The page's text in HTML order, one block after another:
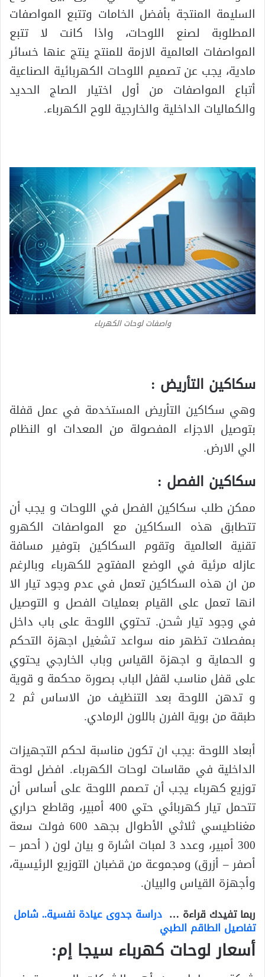
السليمة المنتجة بأفضل الخامات وتتبع المواصفات
المطلوبة لصنع اللوحات، واذا كانت لا تتبع
المواصفات العالمية الازمة للمنتج ينتج عنها خسائر
مادية، يجب عن تصميم اللوحات الكهربائية الصناعية
أتباع المواصفات من أول اختيار الصاج الحديد
والكماليات الداخلية والخارجية للوح الكهرباء.
واصفات لوحات الكهرباء
سكاكين التأريض :
وهي سكاكين التأريض المستخدمة في عمل قفلة
بتوصيل الاجزاء المفصولة من المعدات او النظام
الي الارض.
سكاكين الفصل :
ممكن طلب سكاكين الفصل في اللوحات و يجب أن
تتطابق هذه السكاكين مع المواصفات الكهرو
تقنية العالمية وتقوم السكاكين بتوفير مسافة
عازله مرئية في الوضع المفتوح للكهرباء وبالرغم
من ان هذه السكاكين تعمل في عدم وجود تيار الا
انها تعمل على القيام بعمليات الفصل و التوصيل
في وجود تيار شحن. تحتوي اللوحة على باب داخل
بمفصلات تظهر منه سواعد تشغيل اجهزة التحكم
و الحماية و اجهزة القياس وباب الخارجي يحتوي
على قفل مناسب لقفل الباب بصورة محكمة و قوية
و تدهن اللوحة بعد التنظيف من الاساس ثم 2
طبقة من بوية الفرن باللون الرمادي.
أبعاد اللوحة :يجب ان تكون مناسبة لحكم التجهيزات
الداخلية في مقاسات لوحات الكهرباء. افضل لوحة
توزيع كهرباء يجب أن تصمم اللوحة على أساس أن
تتحمل تيار كهربائي حتي 400 أمبير، وقاطع حراري
مغناطيسي ثلاثي الأطوال بجهد 600 فولت سعة
300 أمبير، وعدد 3 لمبات اشارة و بيان لون ( أحمر –
أصفر – أزرق) ومجموعة من قضبان التوزيع الرئيسية،
وأجهزة القياس والبيان.
ربما تفيدك قراءة … دراسة جدوى عيادة نفسية.. شامل
تفاصيل الطاقم الطبي
أسعار لوحات كهرباء سيجا إم: